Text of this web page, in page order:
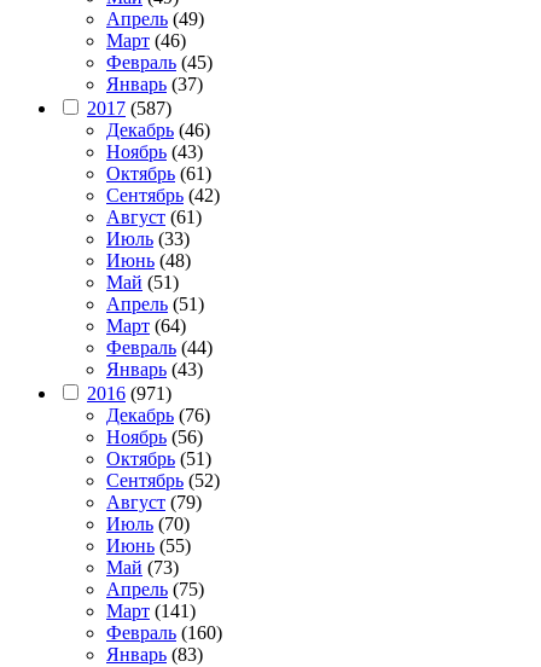
Апрель (49)
Март (46)
Февраль (45)
Январь (37)
2017 (587)
Декабрь (46)
Ноябрь (43)
Октябрь (61)
Сентябрь (42)
Август (61)
Июль (33)
Июнь (48)
Май (51)
Апрель (51)
Март (64)
Февраль (44)
Январь (43)
2016 (971)
Декабрь (76)
Ноябрь (56)
Октябрь (51)
Сентябрь (52)
Август (79)
Июль (70)
Июнь (55)
Май (73)
Апрель (75)
Март (141)
Февраль (160)
Январь (83)